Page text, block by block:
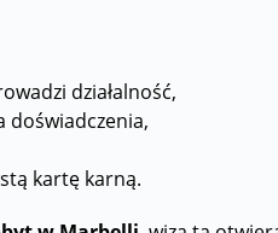
działalność,
doświadczenia,
kartę karną.